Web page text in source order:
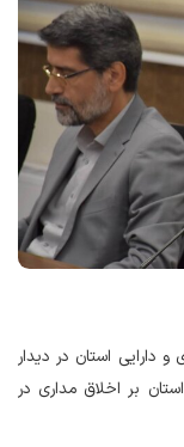
دارایی استان در دیدار
بر اخلاق مداری در